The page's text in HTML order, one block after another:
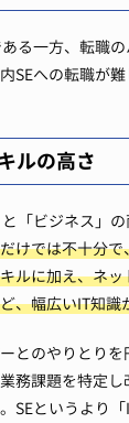
る一方、転職
SEへの転職が
ルの高さ
「ビジネス」
けでは不十分
ルに加え、ネ
、幅広いIT知識
とのやりとり
務課題を特定
SEというより